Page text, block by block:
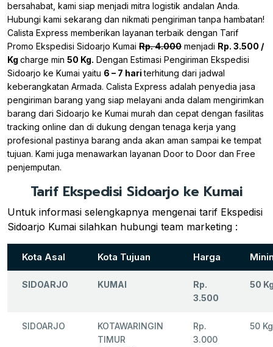
bersahabat, kami siap menjadi mitra logistik andalan Anda.
Hubungi kami sekarang dan nikmati pengiriman tanpa hambatan!
Calista Express memberikan layanan terbaik dengan Tarif
Promo Ekspedisi Sidoarjo Kumai Rp. 4.000 menjadi Rp. 3.500 /
Kg charge min 50 Kg. Dengan Estimasi Pengiriman Ekspedisi
Sidoarjo ke Kumai yaitu 6 – 7 hariterhitung dari jadwal
keberangkatan Armada. Calista Express adalah penyedia jasa
pengiriman barang yang siap melayani anda dalam mengirimkan
barang dari Sidoarjo ke Kumai murah dan cepat dengan fasilitas
tracking online dan di dukung dengan tenaga kerja yang
profesional pastinya barang anda akan aman sampai ke tempat
tujuan. Kami juga menawarkan layanan Door to Door dan Free
penjemputan.
Tarif Ekspedisi Sidoarjo ke Kumai
Untuk informasi selengkapnya mengenai tarif Ekspedisi
Sidoarjo Kumai silahkan hubungi team marketing :
Kota Asal Kota Tujuan Harga
SIDOARJO KUMAI
Rp.
3.500
50
SIDOARJO
KOTAWARINGIN
TIMUR
Rp.
3.000
50 Kg